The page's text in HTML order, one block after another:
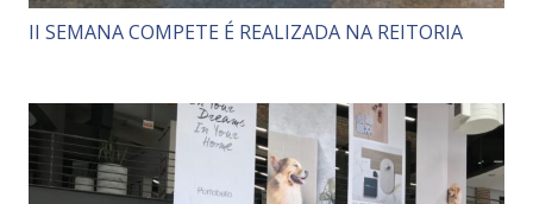
II SEMANA COMPETE É REALIZADA NA REITORIA